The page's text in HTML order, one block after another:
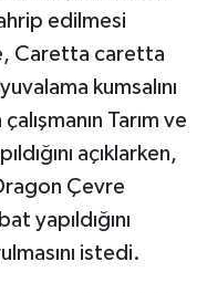
edilmesi
Caretta caretta
kumsalını
Tarım ve
açıklarken,
Çevre
yapıldığını
istedi.